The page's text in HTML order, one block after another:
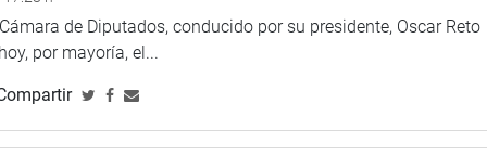
de lo que se trata “
laboral asegura la cartera de servicios. Detrás de
No. Sino la tercerización. Allí están los grandes
el negocio”.
de Diputados, conducido por su presidente, Oscar Reto
por mayoría, el...